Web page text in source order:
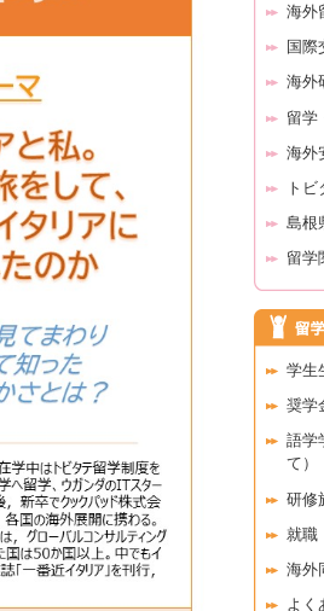
海外
国際
海外
留学
海外
ト
島根
留学
学生
奨学
語学
て）
研修
就職
海外
よく